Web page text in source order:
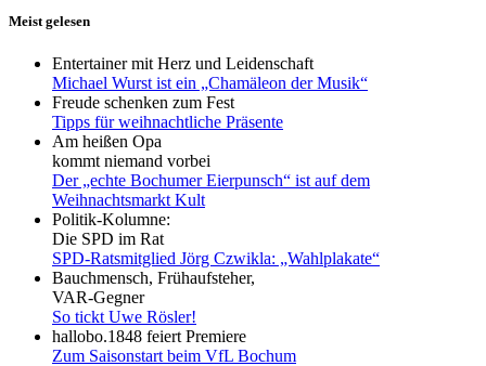
Meist gelesen
Entertainer mit Herz und Leidenschaft
Michael Wurst ist ein „Chamäleon der Musik“
Freude schenken zum Fest
Tipps für weihnachtliche Präsente
Am heißen Opa
kommt niemand vorbei
Der „echte Bochumer Eierpunsch“ ist auf dem
Weihnachtsmarkt Kult
Politik-Kolumne:
Die SPD im Rat
SPD-Ratsmitglied Jörg Czwikla: „Wahlplakate“
Bauchmensch, Frühaufsteher,
VAR-Gegner
So tickt Uwe Rösler!
hallobo.1848 feiert Premiere
Zum Saisonstart beim VfL Bochum